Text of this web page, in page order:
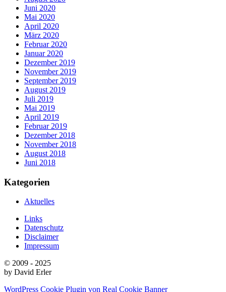
Juni 2020
Mai 2020
April 2020
März 2020
Februar 2020
Januar 2020
Dezember 2019
November 2019
September 2019
August 2019
Juli 2019
Mai 2019
April 2019
Februar 2019
Dezember 2018
November 2018
August 2018
Juni 2018
Kategorien
Aktuelles
Links
Datenschutz
Disclaimer
Impressum
© 2009 - 2025
by David Erler
WordPress Cookie Plugin von Real Cookie Banner